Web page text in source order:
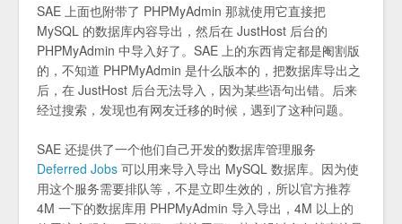
SAE 上面也附带了 PHPMyAdmin 那就使用它直接把
MySQL 的数据库内容导出，然后在 JustHost 后台的
PHPMyAdmin 中导入好了。SAE 上的东西肯定都是阉割版
的，不知道 PHPMyAdmin 是什么版本的，把数据库导出之
后，在 JustHost 后台无法导入，因为某些语句出错。后来
经过搜索，发现也有网友迁移的时候，遇到了这种问题。
SAE 还提供了一个他们自己开发的数据库管理服务
Deferred Jobs 可以用来导入导出 MySQL 数据库。因为使
用这个服务需要排队等，不是立即生效的，所以官方推荐
4M 一下的数据库用 PHPMyAdmin 导入导出，4M 以上的